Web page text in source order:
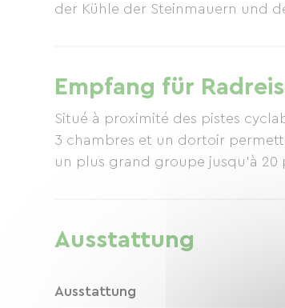
der Kühle der Steinmauern und
Sonne zu genießen. Im Sommer
Winter dank Zentralheizung sehr
Empfang für
Situé à proximité des pistes
3 chambres et un dortoir
un plus grand groupe jusqu'à 20
Ausstattung
Ausstattung